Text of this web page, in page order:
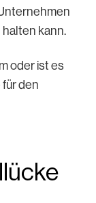
kann.
oder ist es
den